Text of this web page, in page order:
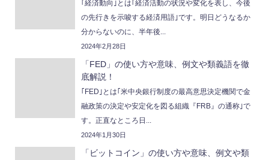
｢経済動向｣とは｢経済活動の状況や変化を表し、今後
の先行きを示唆する経済用語｣です。明日どうなるか
分からないのに、半年後...
2024年2月28日
「FED」の使い方や意味、例文や類義語を徹
底解説！
｢FED｣とは｢米中央銀行制度の最高意思決定機関で金
融政策の決定や安定化を図る組織『FRB』の通称｣で
す。正直なところ日...
2024年1月30日
「ビットコイン」の使い方や意味、例文や類